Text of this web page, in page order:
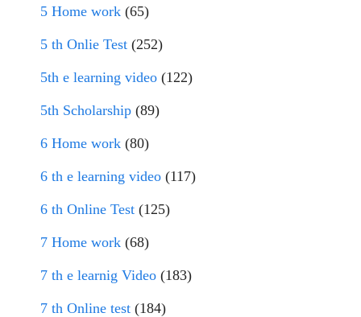
5 Home work (65)
5 th Onlie Test (252)
5th e learning video (122)
5th Scholarship (89)
6 Home work (80)
6 th e learning video (117)
6 th Online Test (125)
7 Home work (68)
7 th e learnig Video (183)
7 th Online test (184)